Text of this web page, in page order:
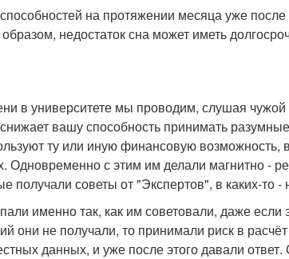
на протяжении месяца уже после
недостаток сна может иметь
в университете мы проводим, слушая
вашу способность принимать
ту или иную финансовую возможность,
Одновременно с этим им делали магнитно -
советы от "Экспертов", в каких-то -
именно так, как им советовали, даже если
они не получали, то принимали риск в
данных, и уже после этого давали